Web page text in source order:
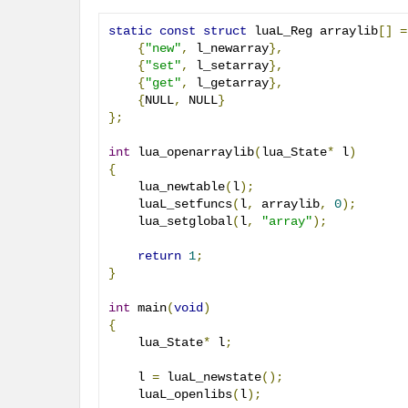
static const struct luaL_Reg arraylib []
=
{"new", l_newarray},
{"set", l_setarray},
{"get", l_getarray},
{NULL, NULL}
};
int lua_openarraylib(lua_State* l)
{
    lua_newtable
(l);
    luaL_setfuncs
(l, arraylib, 0);
    lua_setglobal
(l, "array");
return 1;
}
int main(void )
{
    lua_State
* l;
    l
= luaL_newstate();
    luaL_openlibs
(l);